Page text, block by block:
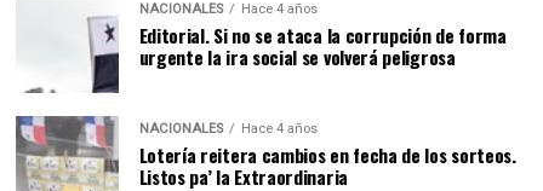
NACIONALES Hace 4 años
Editorial. Si no se ataca la corrupción de forma
urgente la ira social se volverá peligrosa
NACIONALES Hace 4 años
Lotería reitera cambios en fecha de los sorteos.
Listos pa’ la Extraordinaria